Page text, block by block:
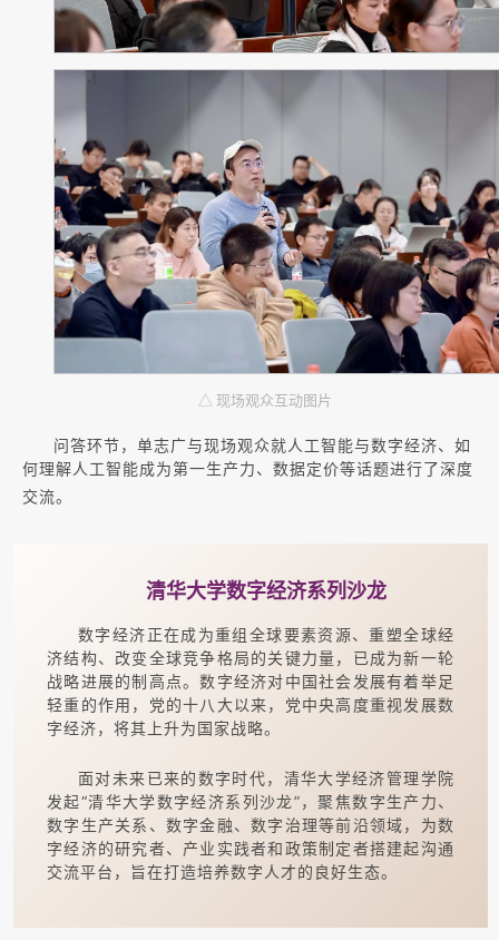
△ 现场观众互动图片
问答环节，单志广与现场观众就人工智能与数字经济、如
何理解人工智能成为第一生产力、数据定价等话题进行了深度
交流。
清华大学数字经济系列沙龙
数字经济正在成为重组全球要素资源、重塑全球经
济结构、改变全球竞争格局的关键力量，已成为新一轮
战略进展的制高点。数字经济对中国社会发展有着举足
轻重的作用，党的十八大以来，党中央高度重视发展数
字经济，将其上升为国家战略。
面对未来已来的数字时代，清华大学经济管理学院
发起“清华大学数字经济系列沙龙”，聚焦数字生产力、
数字生产关系、数字金融、数字治理等前沿领域，为数
字经济的研究者、产业实践者和政策制定者搭建起沟通
交流平台，旨在打造培养数字人才的良好生态。